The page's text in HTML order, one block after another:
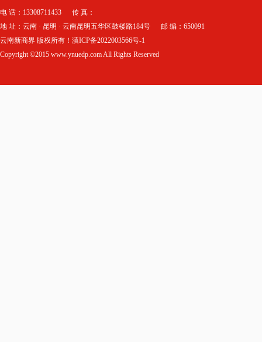
电 话：13308711433 传 真：
地 址：云南 · 昆明 · 云南昆明五华区鼓楼路184号 邮 编：650091
云南新商界 版权所有！滇ICP备2022003566号-1
Copyright ©2015 www.ynuedp.com All Rights Reserved